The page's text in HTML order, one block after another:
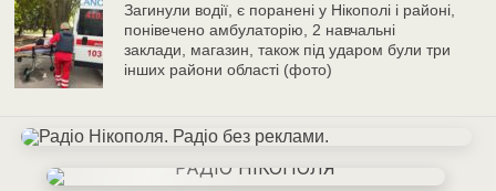
Загинули водії, є поранені у Нікополі і районі,
понівечено амбулаторію, 2 навчальні
заклади, магазин, також під ударом були три
інших райони області (фото)